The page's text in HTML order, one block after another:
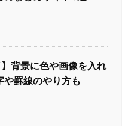
背景に色や画像を入れ
や罫線のやり方も